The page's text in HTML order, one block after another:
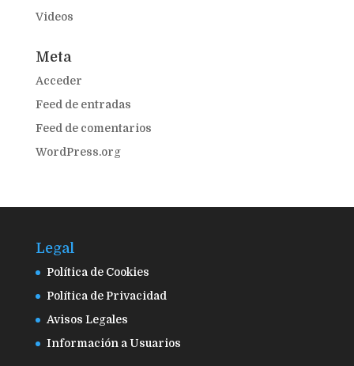
Videos
Meta
Acceder
Feed de entradas
Feed de comentarios
WordPress.org
Legal
Política de Cookies
Política de Privacidad
Avisos Legales
Información a Usuarios